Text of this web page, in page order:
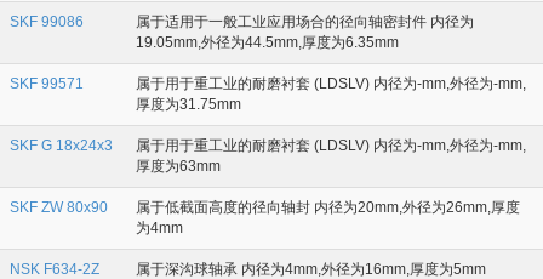
SKF 99086
属于适用于一般工业应用场合的径向轴密封件 内径为
19.05mm,外径为44.5mm,厚度为6.35mm
SKF 99571
属于用于重工业的耐磨衬套 (LDSLV) 内径为-mm,外径为-mm,
厚度为31.75mm
SKF G 18x24x3
属于用于重工业的耐磨衬套 (LDSLV) 内径为-mm,外径为-mm,
厚度为63mm
SKF ZW 80x90
属于低截面高度的径向轴封 内径为20mm,外径为26mm,厚度
为4mm
NSK F634-2Z 属于深沟球轴承 内径为4mm,外径为16mm,厚度为5mm